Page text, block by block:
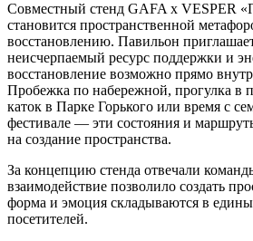
Совместный стенд GAFA x VESPER
становится пространственной
восстановлению. Павильон
неисчерпаемый ресурс поддержки и
восстановление возможно прямо
Пробежка по набережной, прогулка в
каток в Парке Горького или время с
фестивале — эти состояния и
на создание пространства.
За концепцию стенда отвечали
взаимодействие позволило создать
форма и эмоция складываются в
посетителей.